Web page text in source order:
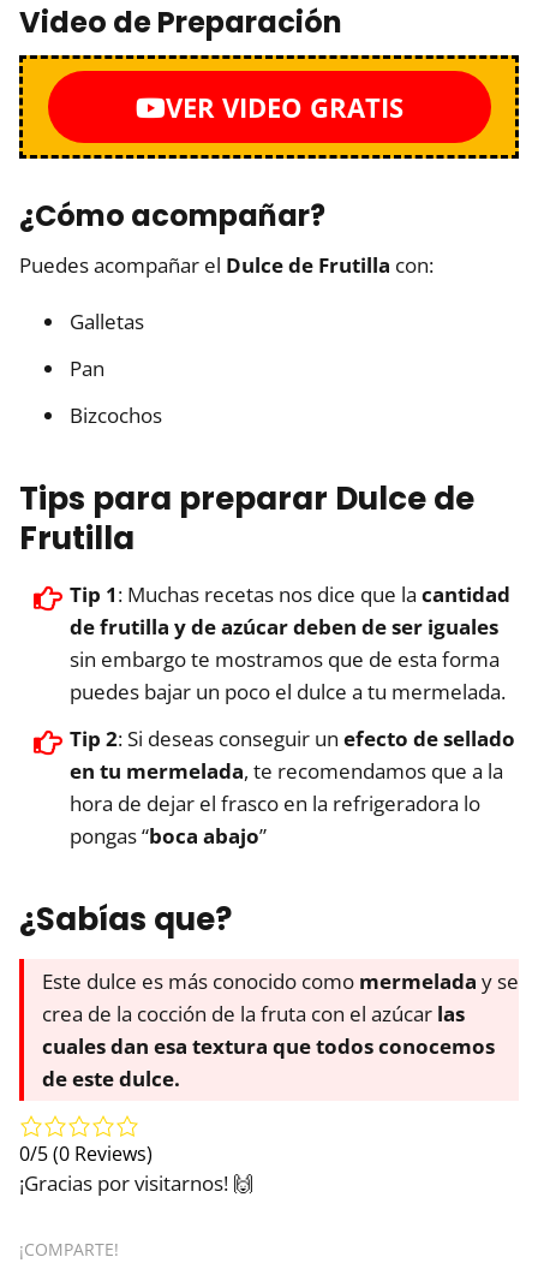
Video de Preparación
VER VIDEO GRATIS
¿Cómo acompañar?
Puedes acompañar el Dulce de Frutilla con:
Galletas
Pan
Bizcochos
Tips para preparar Dulce de
Frutilla
Tip 1: Muchas recetas nos dice que la cantidad
de frutilla y de azúcar deben de ser iguales
sin embargo te mostramos que de esta forma
puedes bajar un poco el dulce a tu mermelada.
Tip 2: Si deseas conseguir un efecto de sellado
en tu mermelada, te recomendamos que a la
hora de dejar el frasco en la refrigeradora lo
pongas “boca abajo”
¿Sabías que?
Este dulce es más conocido como mermelada y se
crea de la cocción de la fruta con el azúcar las
cuales dan esa textura que todos conocemos
de este dulce.
0/5(0 Reviews)
¡Gracias por visitarnos! 🙌
¡COMPARTE!